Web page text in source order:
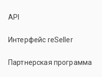
API
Интерфейс reSeller
Партнерская программа